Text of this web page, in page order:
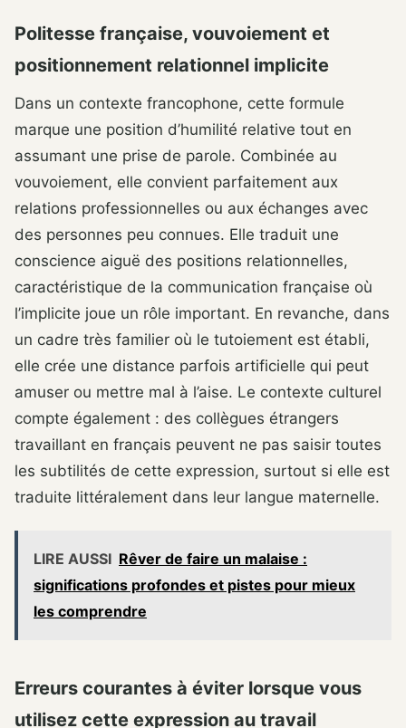
Politesse française, vouvoiement et
positionnement relationnel implicite
Dans un contexte francophone, cette formule
marque une position d’humilité relative tout en
assumant une prise de parole. Combinée au
vouvoiement, elle convient parfaitement aux
relations professionnelles ou aux échanges avec
des personnes peu connues. Elle traduit une
conscience aiguë des positions relationnelles,
caractéristique de la communication française où
l’implicite joue un rôle important. En revanche, dans
un cadre très familier où le tutoiement est établi,
elle crée une distance parfois artificielle qui peut
amuser ou mettre mal à l’aise. Le contexte culturel
compte également : des collègues étrangers
travaillant en français peuvent ne pas saisir toutes
les subtilités de cette expression, surtout si elle est
traduite littéralement dans leur langue maternelle.
LIRE AUSSI Rêver de faire un malaise :
significations profondes et pistes pour mieux
les comprendre
Erreurs courantes à éviter lorsque vous
utilisez cette expression au travail